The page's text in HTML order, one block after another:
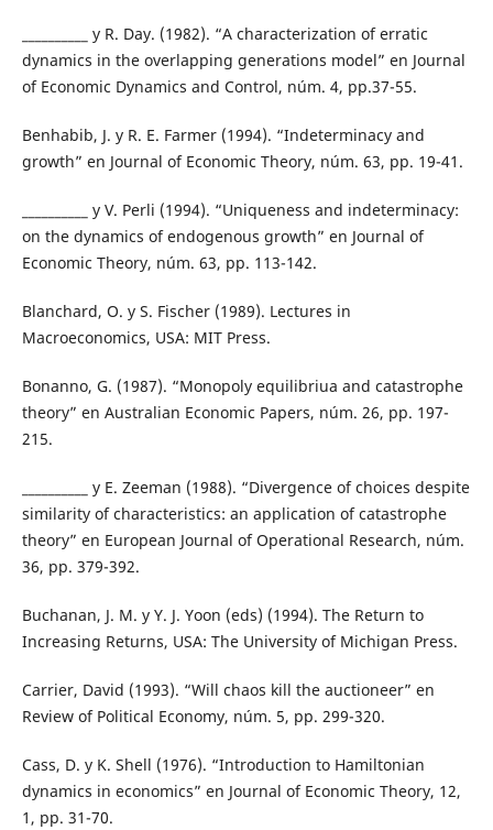
__________ y R. Day. (1982). “A characterization of erratic
dynamics in the overlapping generations model” en Journal
of Economic Dynamics and Control, núm. 4, pp.37-55.
Benhabib, J. y R. E. Farmer (1994). “Indeterminacy and
growth” en Journal of Economic Theory, núm. 63, pp. 19-41.
__________ y V. Perli (1994). “Uniqueness and indeterminacy:
on the dynamics of endogenous growth” en Journal of
Economic Theory, núm. 63, pp. 113-142.
Blanchard, O. y S. Fischer (1989). Lectures in
Macroeconomics, USA: MIT Press.
Bonanno, G. (1987). “Monopoly equilibriua and catastrophe
theory” en Australian Economic Papers, núm. 26, pp. 197-
215.
__________ y E. Zeeman (1988). “Divergence of choices despite
similarity of characteristics: an application of catastrophe
theory” en European Journal of Operational Research, núm.
36, pp. 379-392.
Buchanan, J. M. y Y. J. Yoon (eds) (1994). The Return to
Increasing Returns, USA: The University of Michigan Press.
Carrier, David (1993). “Will chaos kill the auctioneer” en
Review of Political Economy, núm. 5, pp. 299-320.
Cass, D. y K. Shell (1976). “Introduction to Hamiltonian
dynamics in economics” en Journal of Economic Theory, 12,
1, pp. 31-70.